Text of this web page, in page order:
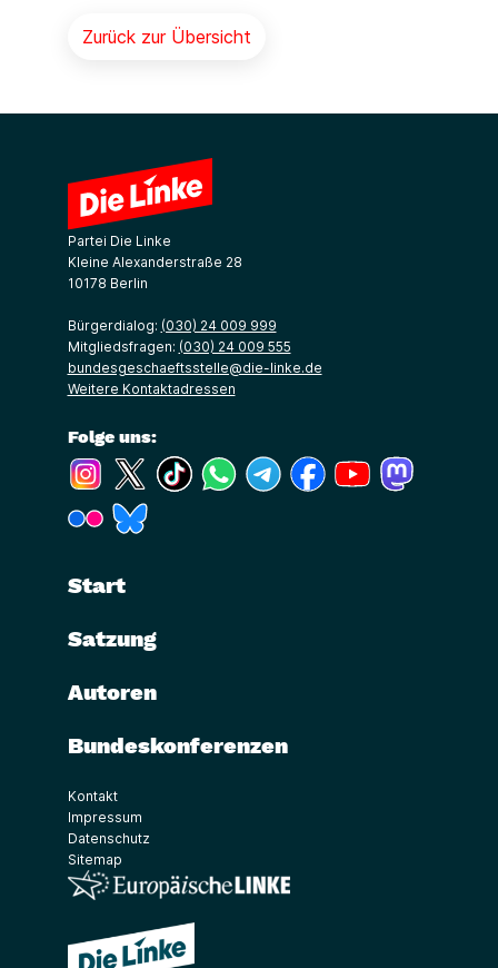
Zurück zur Übersicht
Partei Die Linke
Kleine Alexanderstraße 28
10178 Berlin
Bürgerdialog: (030) 24 009 999
Mitgliedsfragen: (030) 24 009 555
bundesgeschaeftsstelle@die-linke.de
Weitere Kontaktadressen
Folge uns:
(Link öffnet ein neues Fenster)
(Link öffnet ein neues Fenster)
(Link öffnet ein neues Fenster)
(Link öffnet ein neues Fenster)
(Link öffnet ein neues Fenster)
(Link öffnet ein neues
(Link öffnet ein
(Link öffnet ein neues Fenster)
Start
Satzung
Autoren
Bundeskonferenzen
Kontakt
Impressum
Datenschutz
Sitemap
(Link öffnet ein neues Fenster)